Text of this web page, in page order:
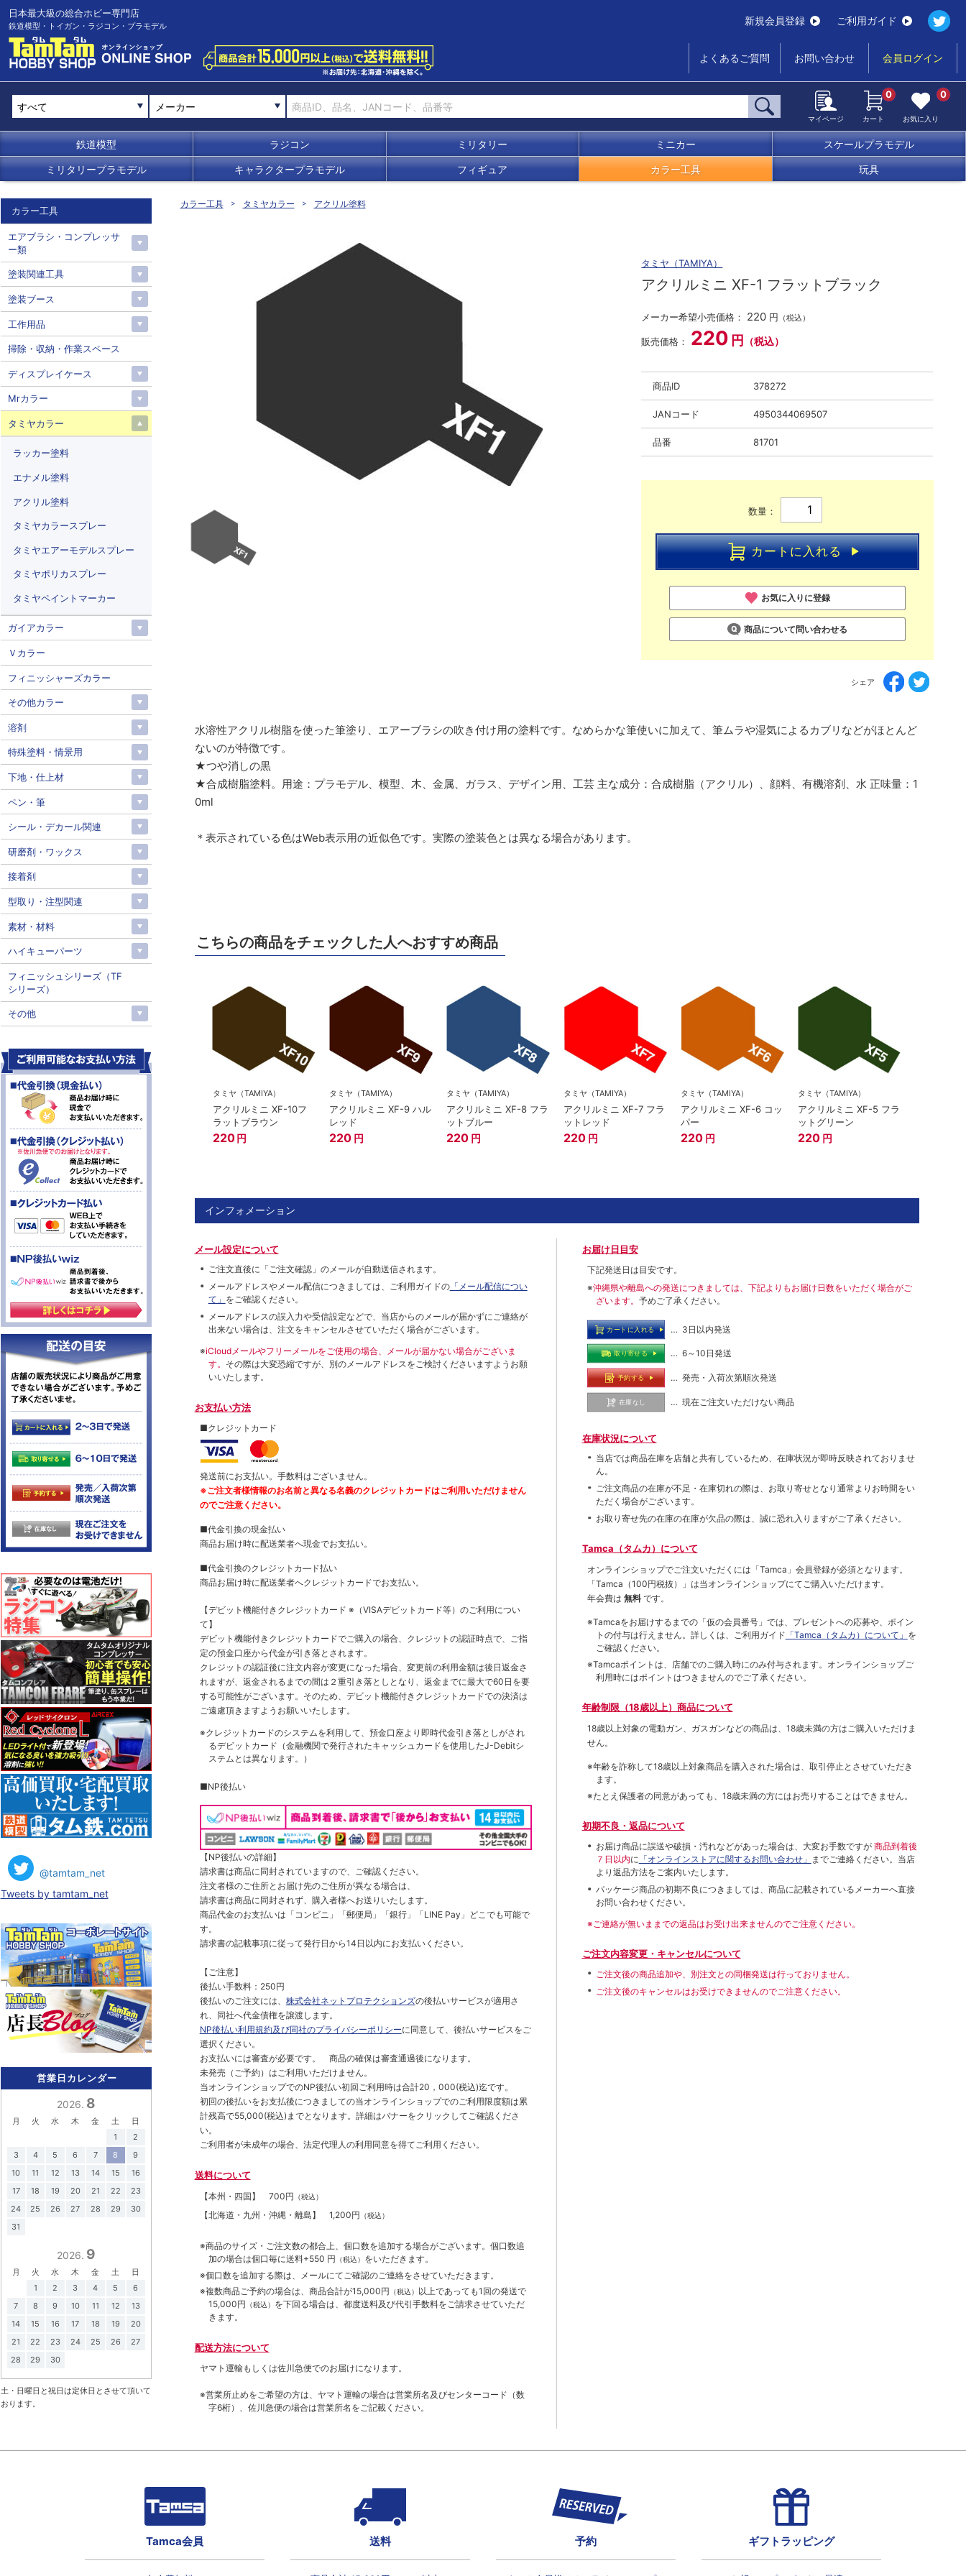
日本最大級の総合ホビー専門店
鉄道模型・トイガン・ラジコン・プラモデル 新規会員登録 ご利用ガイド
よくあるご質問 お問い合わせ 会員ログイン
メーカー
マイページ カート
0
お気に入り
0
鉄道模型 ラジコン ミリタリー ミニカー スケールプラモデル
ミリタリープラモデル キャラクタープラモデル フィギュア カラー工具 玩具
カラー工具 タミヤカラー アクリル塗料
タミヤ（TAMIYA）
アクリルミニ XF-1 フラットブラック
メーカー希望小売価格： 220 円 （税込）
販売価格： 220 円 （税込）
商品ID 378272
JANコード 4950344069507
品番 81701
数量：
カートに入れる
お気に入りに登録
商品について問い合わせる
シェア
水溶性アクリル樹脂を使った筆塗り、エアーブラシの吹き付け用の塗料です。なめらかな筆使いに加えて、筆ムラや湿気によるカブリなどがほとんど
ないのが特徴です。
★つや消しの黒
★合成樹脂塗料。用途：プラモデル、模型、木、金属、ガラス、デザイン用、工芸 主な成分：合成樹脂（アクリル）、顔料、有機溶剤、水 正味量：1
0ml
＊表示されている色はWeb表示用の近似色です。実際の塗装色とは異なる場合があります。
こちらの商品をチェックした人へおすすめ商品
タミヤ（TAMIYA）
アクリルミニ XF-10フ
ラットブラウン
220 円
タミヤ（TAMIYA）
アクリルミニ XF-9 ハル
レッド
220 円
タミヤ（TAMIYA）
アクリルミニ XF-8 フラ
ットブルー
220 円
タミヤ（TAMIYA）
アクリルミニ XF-7 フラ
ットレッド
220 円
タミヤ（TAMIYA）
アクリルミニ XF-6 コッ
パー
220 円
タミヤ（TAMIYA）
アクリルミニ XF-5 フラ
ットグリーン
220 円
インフォメーション
メール設定について
ご注文直後に「ご注文確認」のメールが自動送信されます。
メールアドレスやメール配信につきましては、ご利用ガイドの「メール配信につい
て」 をご確認ください。
メールアドレスの誤入力や受信設定などで、当店からのメールが届かずにご連絡が
出来ない場合は、注文をキャンセルさせていただく場合がございます。
※iCloudメールやフリーメールをご使用の場合、メールが届かない場合がございま
す。 その際は大変恐縮ですが、別のメールアドレスをご検討くださいますようお願
いいたします。
お支払い方法
■クレジットカード
発送前にお支払い。手数料はございません。
※ご注文者様情報のお名前と異なる名義のクレジットカードはご利用いただけません
のでご注意ください。
■代金引換の現金払い
商品お届け時に配送業者へ現金でお支払い。
■代金引換のクレジットカ―ド払い
商品お届け時に配送業者へクレジットカードでお支払い。
【デビット機能付きクレジットカード ※（VISAデビットカード等） のご利用につい
て】
デビット機能付きクレジットカードでご購入の場合、クレジットの認証時点で、ご指
定の預金口座から代金が引き落とされます。
クレジットの認証後に注文内容が変更になった場合、変更前の利用金額は後日返金さ
れますが、返金されるまでの間は２重引き落としとなり、返金までに最大で60日を要
する可能性がございます。そのため、デビット機能付きクレジットカードでの決済は
ご遠慮頂きますようお願いいたします。
※クレジットカードのシステムを利用して、預金口座より即時代金引き落としがされ
るデビットカード（金融機関で発行されたキャッシュカードを使用したJ-Debitシ
ステムとは異なります。）
■NP後払い
【NP後払いの詳細】
請求書は商品に同封されていますので、ご確認ください。
注文者様のご住所とお届け先のご住所が異なる場合は、
請求書は商品に同封されず、購入者様へお送りいたします。
商品代金のお支払いは「コンビニ」「郵便局」「銀行」「LINE Pay」どこでも可能で
す。
請求書の記載事項に従って発行日から14日以内にお支払いください。
【ご注意】
後払い手数料：250円
後払いのご注文には、 株式会社ネットプロテクションズの後払いサービスが適用さ
れ、同社へ代金債権を譲渡します。
NP後払い利用規約及び同社のプライバシーポリシーに同意して、後払いサービスをご
選択ください。
お支払いには審査が必要です。 商品の確保は審査通過後になります。
未発売（ご予約）はご利用いただけません。
当オンラインショップでのNP後払い初回ご利用時は合計20，000(税込)迄です。
初回の後払いをお支払後につきましての当オンラインショップでのご利用限度額は累
計残高で55,000(税込)までとなります。詳細はバナーをクリックしてご確認くださ
い。
ご利用者が未成年の場合、法定代理人の利用同意を得てご利用ください。
送料について
【本州・四国】 700円 （税込）
【北海道・九州・沖縄・離島】 1,200円 （税込）
※商品のサイズ・ご注文数の都合上、個口数を追加する場合がございます。個口数追
加の場合は個口毎に送料+550 円 （税込） をいただきます。
※個口数を追加する際は、メールにてご確認のご連絡をさせていただきます。
※複数商品ご予約の場合は、商品合計が15,000円 （税込） 以上であっても1回の発送で
15,000円 （税込） を下回る場合は、都度送料及び代引手数料をご請求させていただ
きます。
配送方法について
ヤマト運輸もしくは佐川急便でのお届けになります。
※営業所止めをご希望の方は、ヤマト運輸の場合は営業所名及びセンターコード（数
字6桁）、佐川急便の場合は営業所名をご記載ください。
お届け日目安
下記発送日は目安です。
※沖縄県や離島への発送につきましては、下記よりもお届け日数をいただく場合がご
ざいます。 予めご了承ください。
カートに入れる … 3日以内発送
取り寄せる … 6～10日発送
予約する … 発売・入荷次第順次発送
在庫なし … 現在ご注文いただけない商品
在庫状況について
当店では商品在庫を店舗と共有しているため、在庫状況が即時反映されておりませ
ん。
ご注文商品の在庫が不足・在庫切れの際は、お取り寄せとなり通常よりお時間をい
ただく場合がございます。
お取り寄せ先の在庫の在庫が欠品の際は、誠に恐れ入りますがご了承ください。
Tamca（タムカ）について
オンラインショップでご注⽂いただくには「Tamca」会員登録が必須となります。
「Tamca （100円税抜）
」は当オンラインショップにてご購⼊いただけます。
年会費は 無料 です。
※Tamcaをお届けするまでの「仮の会員番号」では、プレゼントへの応募や、ポイン
トの付与は⾏えません。詳しくは、ご利⽤ガイド 「Tamca（タムカ）について」 を
ご確認ください。
※Tamcaポイントは、店舗でのご購⼊時にのみ付与されます。オンラインショップご
利用時にはポイントはつきませんのでご了承ください。
年齢制限（18歳以上）商品について
18歳以上対象の電動ガン、ガスガンなどの商品は、18歳未満の方はご購入いただけま
せん。
※年齢を詐称して18歳以上対象商品を購入された場合は、取引停止とさせていただき
ます。
※たとえ保護者の同意があっても、18歳未満の方にはお売りすることはできません。
初期不良・返品について
お届け商品に誤送や破損・汚れなどがあった場合は、大変お手数ですが 商品到着後
７日以内に 「オンラインストアに関するお問い合わせ」 までご連絡ください。当店
より返品方法をご案内いたします。
パッケージ商品の初期不良につきましては、商品に記載されているメーカーへ直接
お問い合わせください。
※ご連絡が無いままでの返品はお受け出来ませんのでご注意ください。
ご注文内容変更・キャンセルについて
ご注文後の商品追加や、別注文との同梱発送は行っておりません。
ご注文後のキャンセルはお受けできませんのでご注意ください。
カラー工具
エアブラシ・コンプレッサ
ー類
塗装関連工具
塗装ブース
工作用品
掃除・収納・作業スペース
ディスプレイケース
Mrカラー
タミヤカラー
ラッカー塗料
エナメル塗料
アクリル塗料
タミヤカラースプレー
タミヤエアーモデルスプレー
タミヤポリカスプレー
タミヤペイントマーカー
ガイアカラー
Ｖカラー
フィニッシャーズカラー
その他カラー
溶剤
特殊塗料・情景用
下地・仕上材
ペン・筆
シール・デカール関連
研磨剤・ワックス
接着剤
型取り・注型関連
素材・材料
ハイキューパーツ
フィニッシュシリーズ（TF
シリーズ）
その他
@tamtam_net
Tweets by tamtam_net
営業日カレンダー
2026. 8
月 火 水 木 金 土
日
1
2
3
4 5 6 7 8
9
10
11 12 13 14 15
16
17
18 19 20 21 22
23
24
25 26 27 28 29
30
31
2026. 9
月 火 水 木 金 土
日
1
2 3 4 5
6
7
8 9 10 11 12
13
14
15 16 17 18 19
20
21
22 23 24 25 26
27
28
29 30
土・日曜日と祝日は定休日とさせて頂いて
おります。
Tamca会員 送料 予約 ギフトラッピング